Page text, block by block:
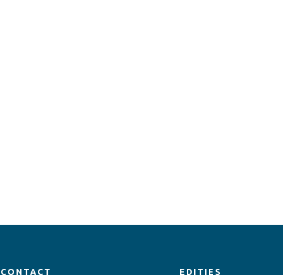
CONTACT EDITIES